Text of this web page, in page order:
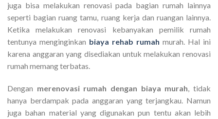
juga bisa melakukan renovasi pada bagian rumah lainnya
seperti bagian ruang tamu, ruang kerja dan ruangan lainnya.
Ketika melakukan renovasi kebanyakan pemilik rumah
tentunya menginginkan biaya rehab rumah murah. Hal ini
karena anggaran yang disediakan untuk melakukan renovasi
rumah memang terbatas.
Dengan merenovasi rumah dengan biaya murah, tidak
hanya berdampak pada anggaran yang terjangkau. Namun
juga bahan material yang digunakan pun tentu akan lebih